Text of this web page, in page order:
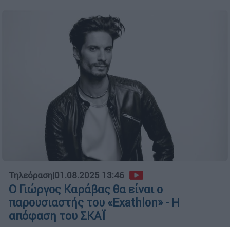
Τηλεόραση|01.08.2025 13:46
Ο Γιώργος Καράβας θα είναι ο
παρουσιαστής του «Exathlon» - Η
απόφαση του ΣΚΑΪ